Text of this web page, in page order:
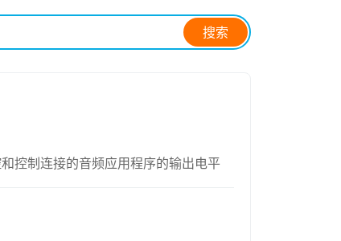
搜索
控制连接的音频应用程序的输出电平